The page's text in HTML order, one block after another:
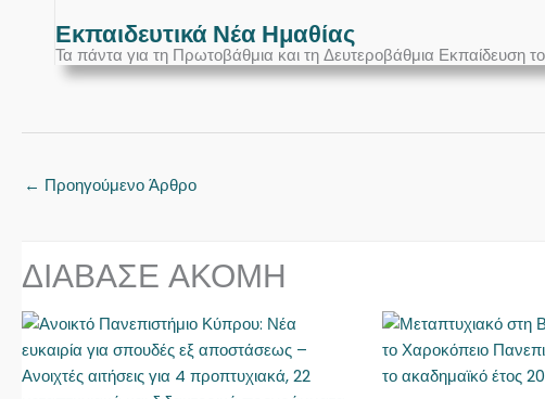
Εκπαιδευτικά Νέα Ημαθίας
Τα πάντα για τη Πρωτοβάθμια και τη Δευτεροβάθμια Εκπαίδευση
← Προηγούμενο Άρθρο
ΔΙΑΒΑΣΕ ΑΚΟΜΗ